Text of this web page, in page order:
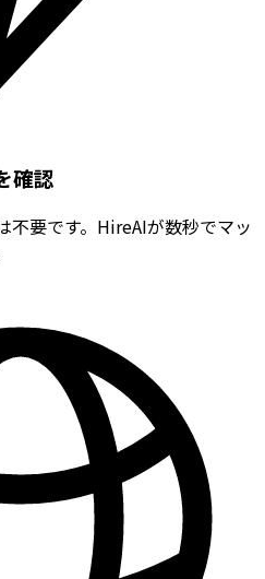
確認
不要です。HireAIが数秒でマッ